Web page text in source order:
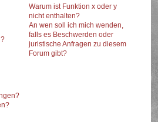
Warum ist Funktion x oder y
nicht enthalten?
An wen soll ich mich wenden,
falls es Beschwerden oder
juristische Anfragen zu diesem
Forum gibt?